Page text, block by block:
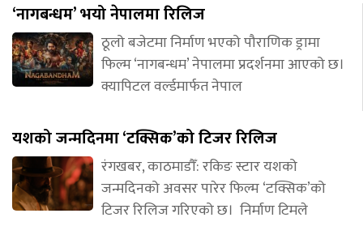
‘नागबन्धम’ भयो नेपालमा रिलिज
ठूलो बजेटमा निर्माण भएको पौराणिक ड्रामा
फिल्म ‘नागबन्धम’ नेपालमा प्रदर्शनमा आएको छ।
क्यापिटल वर्ल्डमार्फत नेपाल
यशको जन्मदिनमा ‘टक्सिक’को टिजर रिलिज
रंगखबर, काठमाडौँ: रकिङ स्टार यशको
जन्मदिनको अवसर पारेर फिल्म ‘टक्सिक’को
टिजर रिलिज गरिएको छ। निर्माण टिमले